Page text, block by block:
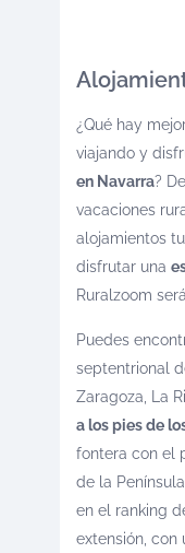
¿Qué hay
viajando y
en Navarra?
vacaciones
alojamientos
disfrutar una
Ruralzoom
Puedes
septentrional
Zaragoza, La
a los pies de
fontera con el
de la
en el ranking
extensión, con